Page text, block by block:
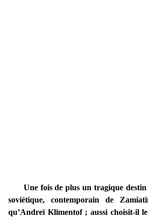
Une fois de plus un tragique destin
soviétique, contemporain de
qu’Andreï Klimentof ; aussi choisit-il